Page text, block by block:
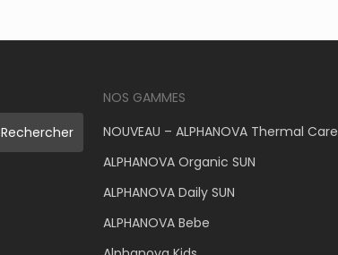
Rechercher
NOS GAMMES
NOUVEAU – ALPHANOVA Thermal Care
ALPHANOVA Organic SUN
ALPHANOVA Daily SUN
ALPHANOVA Bebe